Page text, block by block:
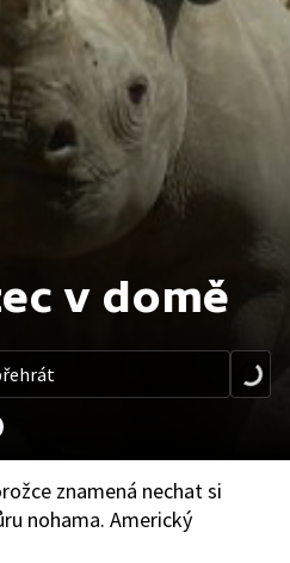
v domě
znamená nechat si
nohama. Americký